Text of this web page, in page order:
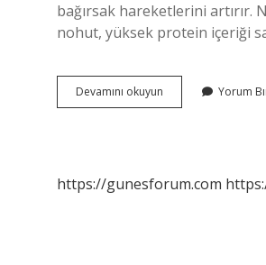
bağırsak hareketlerini artırır.
nohut, yüksek protein içeriği
Devamını okuyun
Neye
Yorum
https://gunesforum.com